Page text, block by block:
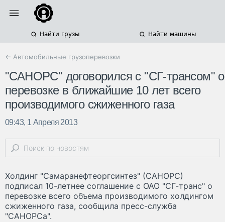
Найти грузы Найти машины
← Автомобильные грузоперевозки
"САНОРС" договорился с "СГ-трансом" о
перевозке в ближайшие 10 лет всего
производимого сжиженного газа
09:43, 1 Апреля 2013
Холдинг "Самаранефтеоргсинтез" (САНОРС)
подписал 10-летнее соглашение с ОАО "СГ-транс" о
перевозке всего объема производимого холдингом
сжиженного газа, сообщила пресс-служба
"САНОРСа".